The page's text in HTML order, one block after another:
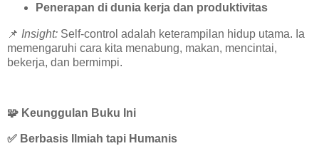
Penerapan di dunia kerja dan produktivitas
📌 Insight: Self-control adalah keterampilan hidup utama. Ia
memengaruhi cara kita menabung, makan, mencintai,
bekerja, dan bermimpi.
🧩 Keunggulan Buku Ini
✅ Berbasis Ilmiah tapi Humanis